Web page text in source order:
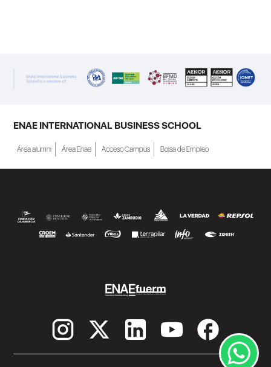
a Crecer". El programa está dirigido a
personas inscritas como demandantes de
becas de estudio parciales (50%), además
de al menos una beca...
ENAE INTERNATIONAL BUSINESS SCHOOL
Área alumni Área Enae Acceso Campus Bolsa de Empleo